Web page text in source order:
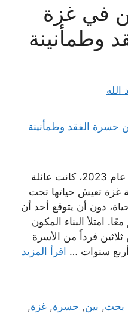
في غزة
وطمأنينة
الله
في السادس عشر من نوفمبر عام 2023، كانت عائلة
غزة تعيش حياتها تحت
دون أن يتوقع أحد أن
امتلأ البناء المكون
فرداً من الأسرة
أربع سنوات … اقرأ المزيد
بحث, بين, حسرة,غزة,